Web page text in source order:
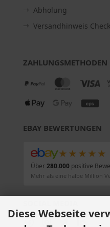
Abholung
Versandhinweis
ZAHLUNGSMETHODEN
EBAY BEWERTUNGEN
★★★★★
Über280.000positive
Mehr als eine halbe Million
Diese Webseite